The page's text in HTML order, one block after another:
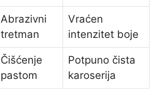
Abrazivni
tretman
Vraćen
intenzitet boje
Čišćenje
pastom
Potpuno čista
karoserija